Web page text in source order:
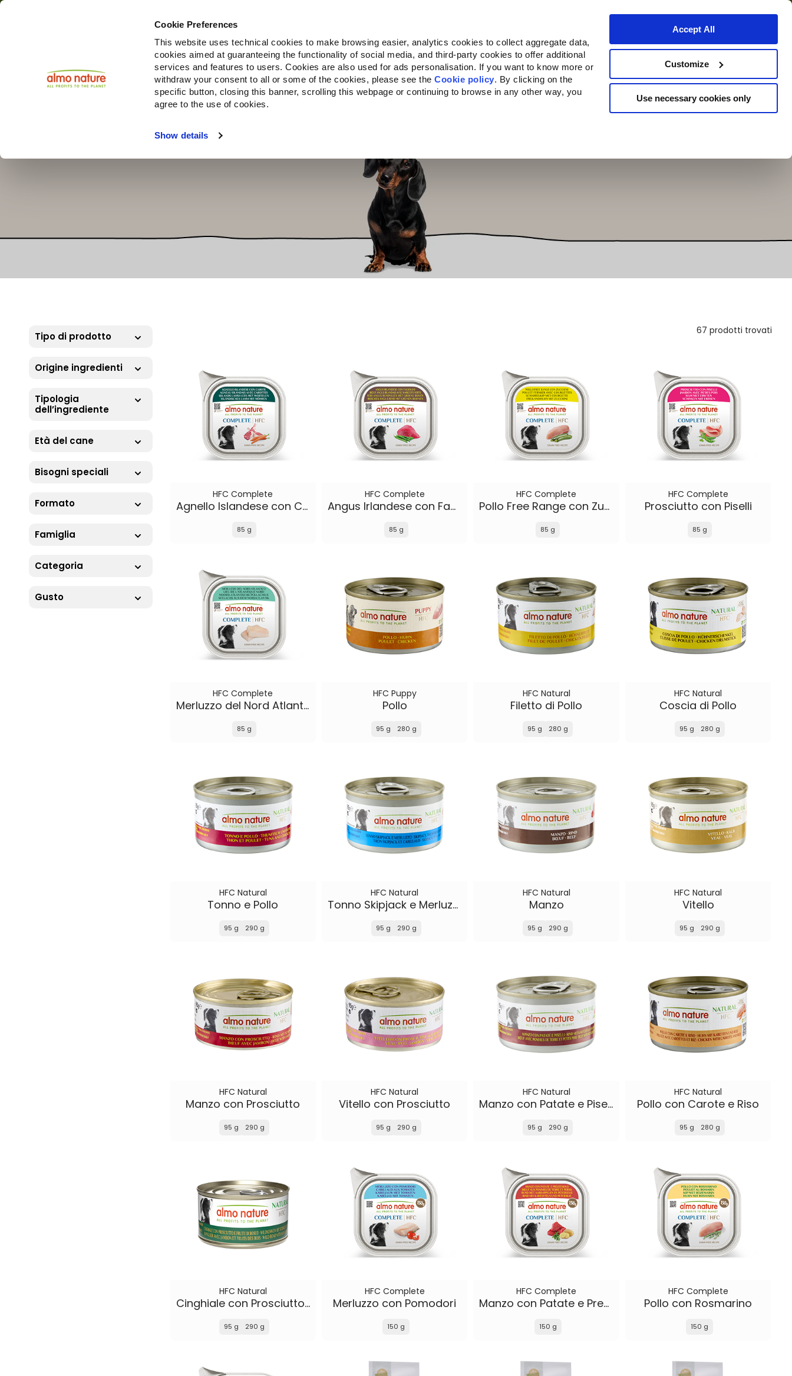
Cookie Preferences
This website uses technical cookies to make browsing easier, analytics cookies to collect aggregate data,
cookies aimed at guaranteeing the functionality of social media, and third-party cookies to offer additional
services and features to users. Cookies are also used for ads personalisation. If you want to know more or
withdraw your consent to all or some of the cookies, please see theCookie policy. By clicking on the
specific button, closing this banner, scrolling this webpage or continuing to browse in any other way, you
agree to the use of cookies.
Show details
Accept All
Customize
Use necessary cookies only
Prodotti Companion for Life Bando Companion for Life Chi siamo Dove acquistare
Choose another country or region to see content specific to your location.
Tipo di prodotto
Origine ingredienti
Tipologia
dell’ingrediente
Età del cane
Bisogni speciali
Formato
Famiglia
Categoria
Gusto
67 prodotti trovati
HFC Complete
Agnello Islandese con Carote
85 g
HFC Complete
Angus Irlandese con Fagiolini
85 g
HFC Complete
Pollo Free Range con Zucchine
85 g
HFC Complete
Prosciutto con Piselli
85 g
HFC Complete
Merluzzo del Nord Atlantico
85 g
HFC Puppy
Pollo
95 g 280 g
HFC Natural
Filetto di Pollo
95 g 280 g
HFC Natural
Coscia di Pollo
95 g 280 g
HFC Natural
Tonno e Pollo
95 g 290 g
HFC Natural
Tonno Skipjack e Merluzzo
95 g 290 g
HFC Natural
Manzo
95 g 290 g
HFC Natural
Vitello
95 g 290 g
HFC Natural
Manzo con Prosciutto
95 g 290 g
HFC Natural
Vitello con Prosciutto
95 g 290 g
HFC Natural
Manzo con Patate e Piselli
95 g 290 g
HFC Natural
Pollo con Carote e Riso
95 g 280 g
HFC Natural
Cinghiale con Prosciutto e Frutti di Bosco
95 g 290 g
HFC Complete
Merluzzo con Pomodori
150 g
HFC Complete
Manzo con Patate e Prezzemolo
150 g
HFC Complete
Pollo con Rosmarino
150 g